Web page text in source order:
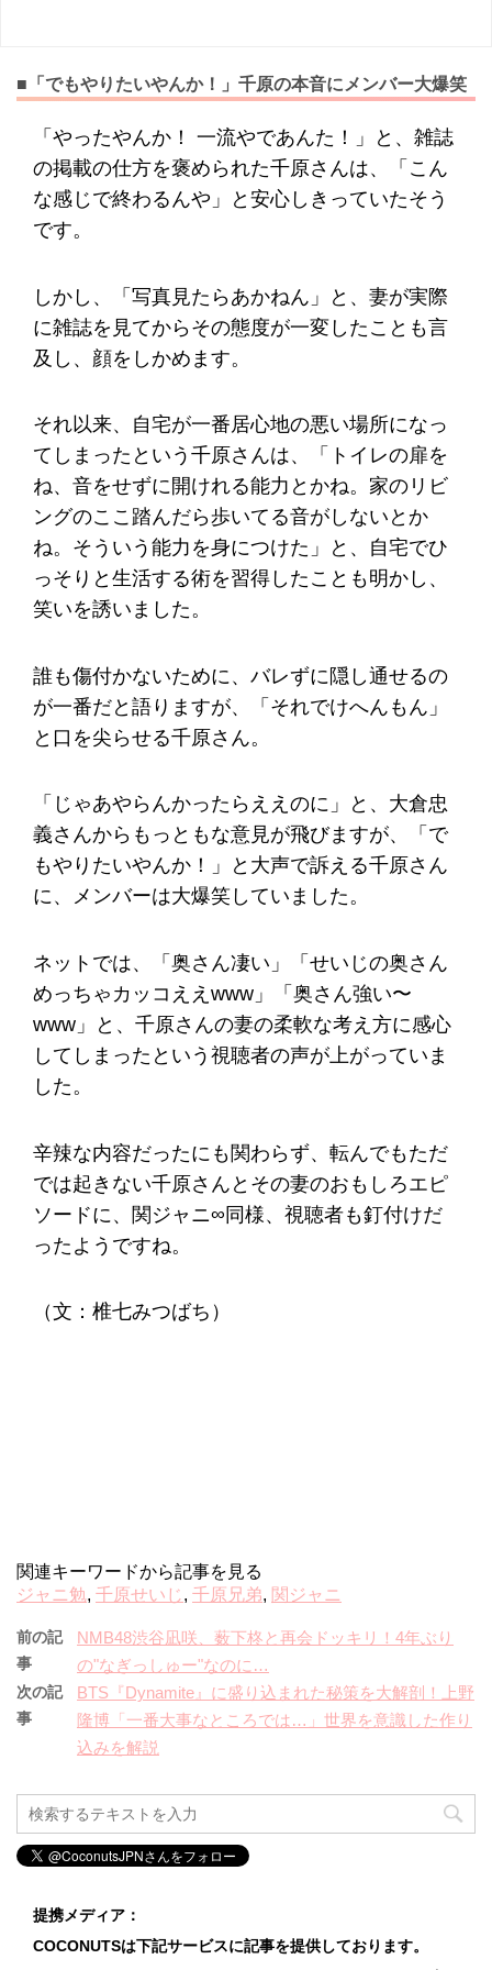
■「でもやりたいやんか！」千原の本音にメンバー大爆笑
「やったやんか！ 一流やであんた！」と、雑誌
の掲載の仕方を褒められた千原さんは、「こん
な感じで終わるんや」と安心しきっていたそう
です。
しかし、「写真見たらあかねん」と、妻が実際
に雑誌を見てからその態度が一変したことも言
及し、顔をしかめます。
それ以来、自宅が一番居心地の悪い場所になっ
てしまったという千原さんは、「トイレの扉を
ね、音をせずに開けれる能力とかね。家のリビ
ングのここ踏んだら歩いてる音がしないとか
ね。そういう能力を身につけた」と、自宅でひ
っそりと生活する術を習得したことも明かし、
笑いを誘いました。
誰も傷付かないために、バレずに隠し通せるの
が一番だと語りますが、「それでけへんもん」
と口を尖らせる千原さん。
「じゃあやらんかったらええのに」と、大倉忠
義さんからもっともな意見が飛びますが、「で
もやりたいやんか！」と大声で訴える千原さん
に、メンバーは大爆笑していました。
ネットでは、「奥さん凄い」「せいじの奥さん
めっちゃカッコええwww」「奥さん強い〜
www」と、千原さんの妻の柔軟な考え方に感心
してしまったという視聴者の声が上がっていま
した。
辛辣な内容だったにも関わらず、転んでもただ
では起きない千原さんとその妻のおもしろエピ
ソードに、関ジャニ∞同様、視聴者も釘付けだ
ったようですね。
（文：椎七みつばち）
関連キーワードから記事を見る
ジャニ勉, 千原せいじ, 千原兄弟, 関ジャニ
前の記
事
NMB48渋谷凪咲、薮下柊と再会ドッキリ！4年ぶり
の"なぎっしゅー"なのに…
次の記
事
BTS『Dynamite』に盛り込まれた秘策を大解剖！上野
隆博「一番大事なところでは…」世界を意識した作り
込みを解説
提携メディア：
COCONUTSは下記サービスに記事を提供しております。